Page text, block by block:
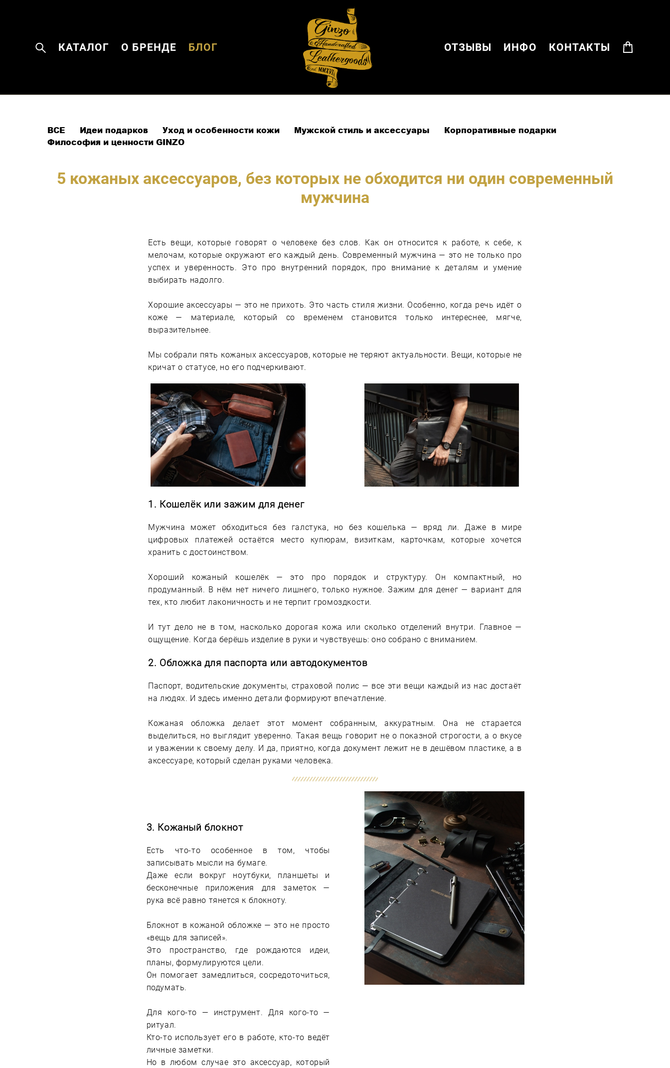
КАТАЛОГ О БРЕНДЕ БЛОГ ОТЗЫВЫ ИНФО КОНТАКТЫ
ВСЕ Идеи подарков Уход и особенности кожи Мужской стиль и аксессуары
Корпоративные подарки
Философия и ценности GINZO
5 кожаных аксессуаров, без которых не обходится ни один современный
мужчина
Есть вещи, которые говорят о человеке без слов. Как он относится к работе, к себе, к
мелочам, которые окружают его каждый день. Современный мужчина — это не только про
успех и уверенность. Это про внутренний порядок, про внимание к деталям и умение
выбирать надолго.
Хорошие аксессуары — это не прихоть. Это часть стиля жизни. Особенно, когда речь идёт о
коже — материале, который со временем становится только интереснее, мягче,
выразительнее.
Мы собрали пять кожаных аксессуаров, которые не теряют актуальности. Вещи, которые не
кричат о статусе, но его подчеркивают.
1. Кошелёк или зажим для денег
Мужчина может обходиться без галстука, но без кошелька — вряд ли. Даже в мире
цифровых платежей остаётся место купюрам, визиткам, карточкам, которые хочется
хранить с достоинством.
Хороший кожаный кошелёк — это про порядок и структуру. Он компактный, но
продуманный. В нём нет ничего лишнего, только нужное. Зажим для денег — вариант для
тех, кто любит лаконичность и не терпит громоздкости.
И тут дело не в том, насколько дорогая кожа или сколько отделений внутри. Главное —
ощущение. Когда берёшь изделие в руки и чувствуешь: оно собрано с вниманием.
2. Обложка для паспорта или автодокументов
Паспорт, водительские документы, страховой полис — все эти вещи каждый из нас достаёт
на людях. И здесь именно детали формируют впечатление.
Кожаная обложка делает этот момент собранным, аккуратным. Она не старается
выделиться, но выглядит уверенно. Такая вещь говорит не о показной строгости, а о вкусе
и уважении к своему делу. И да, приятно, когда документ лежит не в дешёвом пластике, а в
аксессуаре, который сделан руками человека.
3. Кожаный блокнот
Есть что-то особенное в том, чтобы
записывать мысли на бумаге.
Даже если вокруг ноутбуки, планшеты и
бесконечные приложения для заметок —
рука всё равно тянется к блокноту.
Блокнот в кожаной обложке — это не просто
«вещь для записей».
Это пространство, где рождаются идеи,
планы, формулируются цели.
Он помогает замедлиться, сосредоточиться,
подумать.
Для кого-то — инструмент. Для кого-то —
ритуал.
Кто-то использует его в работе, кто-то ведёт
личные заметки.
Но в любом случае это аксессуар, который